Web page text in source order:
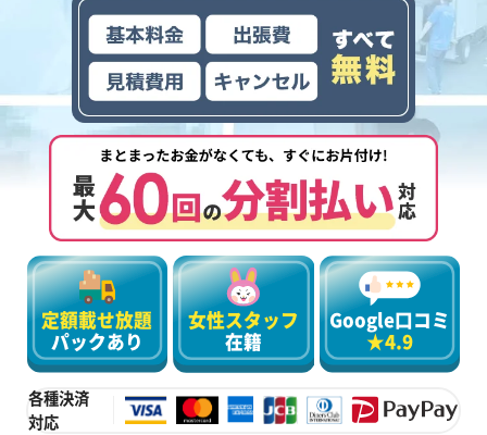
定額載せ放題
パックあり
女性スタッフ
在籍
Google口コミ
★4.9
各種決済
対応